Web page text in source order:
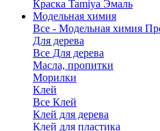
Краска Tamiya Эмаль
Модельная химия
Все - Модельная химия
Для дерева
Все Для дерева
Масла, пропитки
Морилки
Клей
Все Клей
Клей для дерева
Клей для пластика